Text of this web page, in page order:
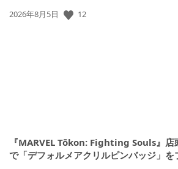
公
2026年8月5日 12
『MARVEL Tōkon: Fighting Souls』店
で「デフォルメアクリルピンバッジ」を